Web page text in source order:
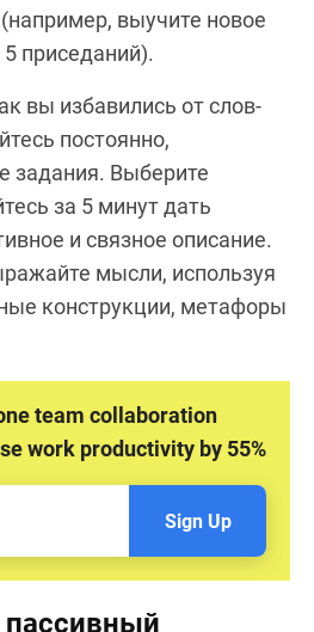
выучите новое
приседаний).
вы избавились от слов-
постоянно,
задания. Выберите
за 5 минут дать
и связное описание.
мысли, используя
конструкции, метафоры
team collaboration
work productivity by 55%
Sign Up
пассивный